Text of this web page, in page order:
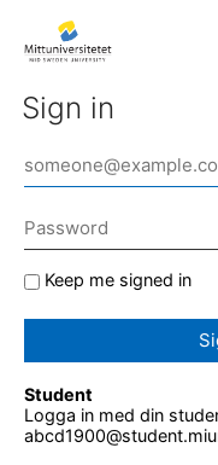
Sign in
Keep me signed in
Student
Logga in med din